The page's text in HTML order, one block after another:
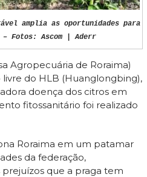
amplia as oportunidades para
Fotos: Ascom | Aderr
Agropecuária de Roraima)
do HLB (Huanglongbing),
doença dos citros em
fitossanitário foi realizado
Roraima em um patamar
da federação,
que a praga tem